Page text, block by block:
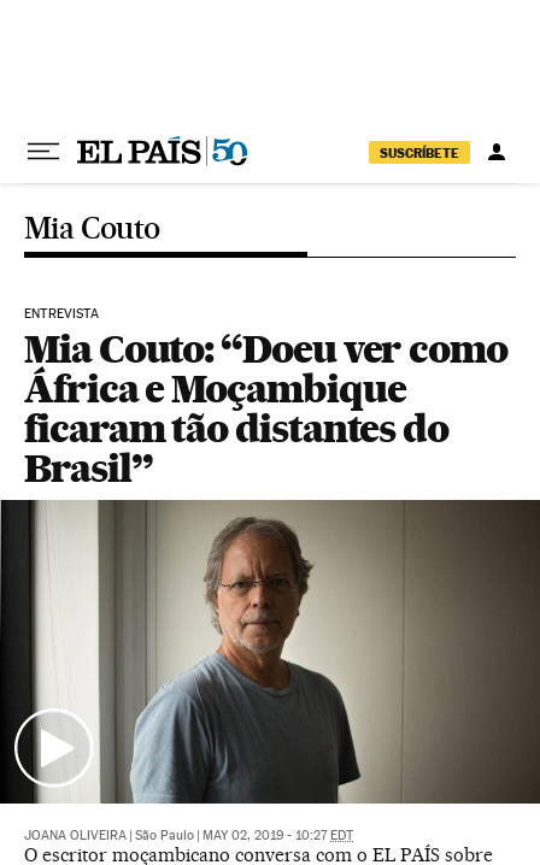
SUSCRÍBETE
Mia Couto
ENTREVISTA
Mia Couto: “Doeu ver como
África e Moçambique
ficaram tão distantes do
Brasil”
JOANA OLIVEIRA São Paulo MAY 02, 2019 - 10:27 EDT
O escritor moçambicano conversa com o EL PAÍS sobre